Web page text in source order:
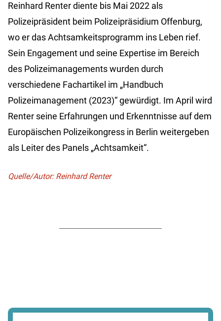
Reinhard Renter diente bis Mai 2022 als
Polizeipräsident beim Polizeipräsidium Offenburg,
wo er das Achtsamkeitsprogramm ins Leben rief.
Sein Engagement und seine Expertise im Bereich
des Polizeimanagements wurden durch
verschiedene Fachartikel im „Handbuch
Polizeimanagement (2023)“ gewürdigt. Im April wird
Renter seine Erfahrungen und Erkenntnisse auf dem
Europäischen Polizeikongress in Berlin weitergeben
als Leiter des Panels „Achtsamkeit“.
Quelle/Autor: Reinhard Renter